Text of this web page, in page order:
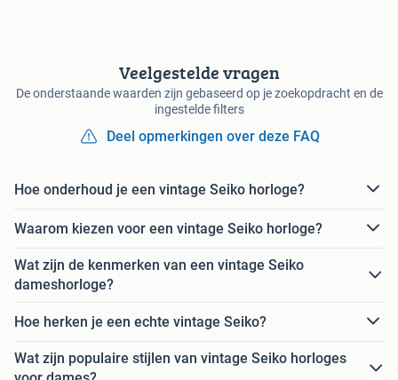
Veelgestelde vragen
De onderstaande waarden zijn gebaseerd op je zoekopdracht en de
ingestelde filters
Deel opmerkingen over deze FAQ
Hoe onderhoud je een vintage Seiko horloge?
Waarom kiezen voor een vintage Seiko horloge?
Wat zijn de kenmerken van een vintage Seiko
dameshorloge?
Hoe herken je een echte vintage Seiko?
Wat zijn populaire stijlen van vintage Seiko horloges